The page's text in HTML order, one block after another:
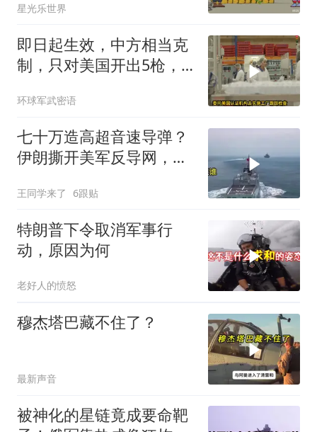
星光乐世界
即日起生效，中方相当克
制，只对美国开出5枪，
环球军武密语
七十万造高超音速导弹？
伊朗撕开美军反导网，炸
王同学来了 6跟贴
特朗普下令取消军事行
动，原因为何
老好人的愤怒
穆杰塔巴藏不住了？
最新声音
被神化的星链竟成要命靶